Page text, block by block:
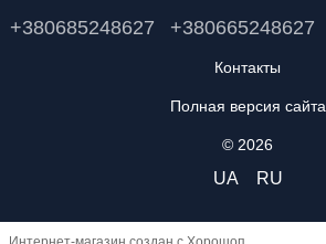
+380685248627 +380665248627
Контакты
Полная версия сайта
© 2026
UA RU